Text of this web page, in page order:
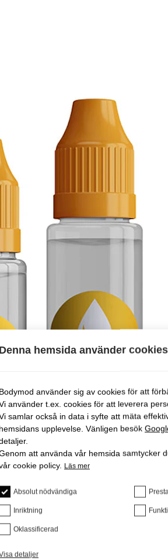
hemsida använder cookies
använder sig av cookies för att
använder t.ex. cookies för att leverera
samlar också in data i syfte att mäta
upplevelse. Vänligen besök
att använda vår hemsida samtycker
cookie policy. Läs mer
Absolut nödvändiga
Inriktning
Oklassificerad
detaljer